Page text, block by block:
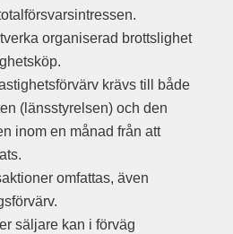
organiserad brottslighet
krävs till både
(länsstyrelsen) och den
inom en månad från att
omfattas, även
säljare kan i förväg